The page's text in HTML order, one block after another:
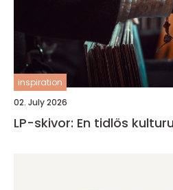
inspiration
02. July 2026
LP-skivor: En tidlös